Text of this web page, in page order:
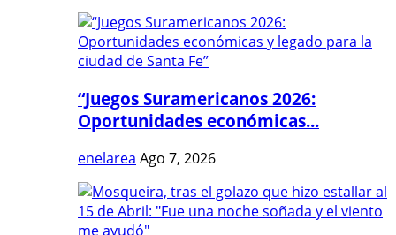
“Juegos Suramericanos 2026:
Oportunidades económicas...
enelarea Ago 7, 2026